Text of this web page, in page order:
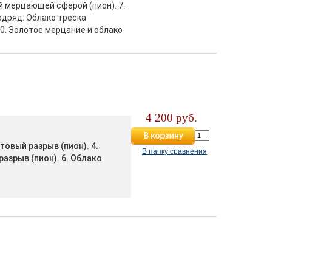
мерцающей сферой (пион). 7.
Облако треска
Золотое мерцание и облако
разрыв (пион). 4.
(пион). 6. Облако
4 200 руб.
В папку сравнения